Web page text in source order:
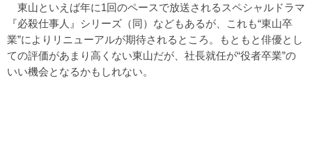
東山といえば年に1回のペースで放送されるスペシャルドラマ
『必殺仕事人』シリーズ（同）などもあるが、これも“東山卒
業”によりリニューアルが期待されるところ。もともと俳優とし
ての評価があまり高くない東山だが、社長就任が“役者卒業”の
いい機会となるかもしれない。